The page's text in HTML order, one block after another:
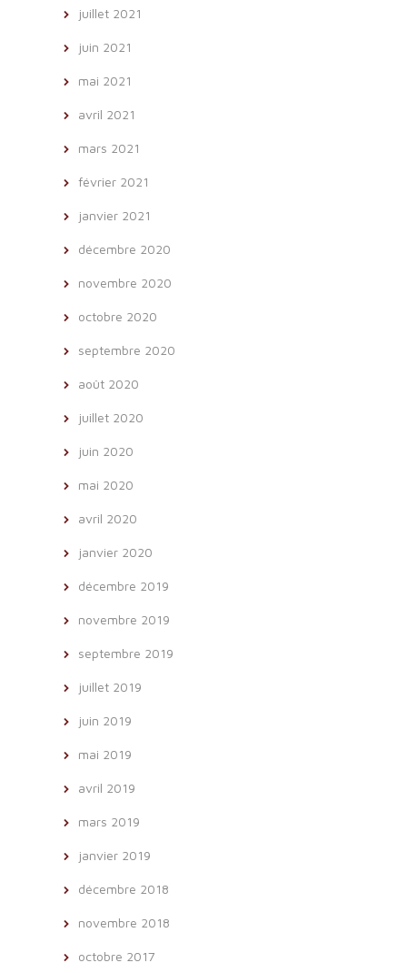
juillet 2021
juin 2021
mai 2021
avril 2021
mars 2021
février 2021
janvier 2021
décembre 2020
novembre 2020
octobre 2020
septembre 2020
août 2020
juillet 2020
juin 2020
mai 2020
avril 2020
janvier 2020
décembre 2019
novembre 2019
septembre 2019
juillet 2019
juin 2019
mai 2019
avril 2019
mars 2019
janvier 2019
décembre 2018
novembre 2018
octobre 2017